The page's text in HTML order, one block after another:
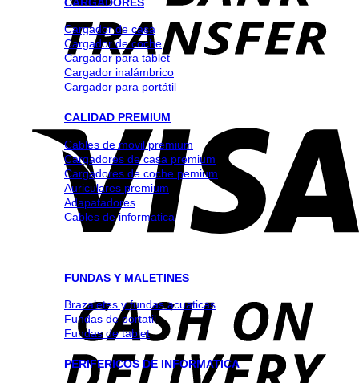
Cargador de casa
Cargador de coche
Cargador para tablet
Cargador inalámbrico
Cargador para portátil
CALIDAD PREMIUM
Cables de movil premium
Cargadores de casa premium
Cargadores de coche pemium
Auriculares premium
Adapatadores
Cables de informatica
FUNDAS Y MALETINES
Brazaletes y fundas acuaticas
Fundas de portatil
Fundas de tablet
PERIFERICOS DE INFORMATICA